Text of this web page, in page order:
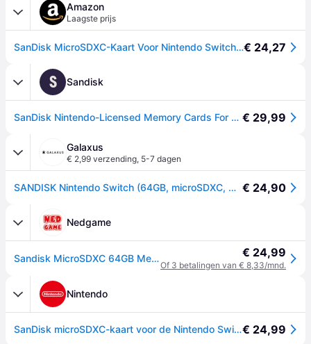
Amazon
Laagste prijs
SanDisk MicroSDXC-Kaart Voor Nintendo Switch 64 GB (V30, U3, C10, A1, Leessnelheden Tot 100 MB/s, Van Meerdere Games)€ 24,27
S Sandisk
SanDisk Nintendo-Licensed Memory Cards For Nintendo Switch 64GB - SDSQXAT-064G-GNCZN € 29,99
Galaxus
€ 2,99 verzending, 5-7 dagen
SANDISK Nintendo Switch (64GB, microSDXC, U3, UHS-I), Geheugenkaart, Rood, Wit € 24,90
Nedgame
Sandisk MicroSDXC 64GB Memory Card (Legend of Zelda) € 24,99
Of 3 betalingen van € 8,33/mnd.
Nintendo
SanDisk microSDXC-kaart voor de Nintendo Switch - 64 GB€ 24,99